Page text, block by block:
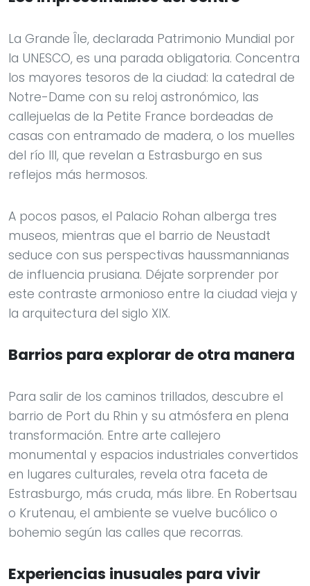
La Grande Île, declarada Patrimonio Mundial por
la UNESCO, es una parada obligatoria. Concentra
los mayores tesoros de la ciudad: la catedral de
Notre-Dame con su reloj astronómico, las
callejuelas de la Petite France bordeadas de
casas con entramado de madera, o los muelles
del río Ill, que revelan a Estrasburgo en sus
reflejos más hermosos.
A pocos pasos, el Palacio Rohan alberga tres
museos, mientras que el barrio de Neustadt
seduce con sus perspectivas haussmannianas
de influencia prusiana. Déjate sorprender por
este contraste armonioso entre la ciudad vieja y
la arquitectura del siglo XIX.
Barrios para explorar de otra manera
Para salir de los caminos trillados, descubre el
barrio de Port du Rhin y su atmósfera en plena
transformación. Entre arte callejero
monumental y espacios industriales convertidos
en lugares culturales, revela otra faceta de
Estrasburgo, más cruda, más libre. En Robertsau
o Krutenau, el ambiente se vuelve bucólico o
bohemio según las calles que recorras.
Experiencias inusuales para vivir